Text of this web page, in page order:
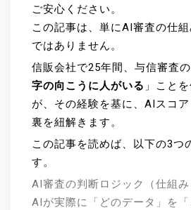
ご安心ください。
この記事は、単にAI審査の仕
ではありません。
信販会社で25年間、与信審査
字の向こうに人がいる 」こと
が、その経験を基に、AIスコ
裏を紐解きます。
この記事を読めば、以下の3つ
す。
AI審査の判断ロジック（仕組
AIが実際に「どのデータ」を